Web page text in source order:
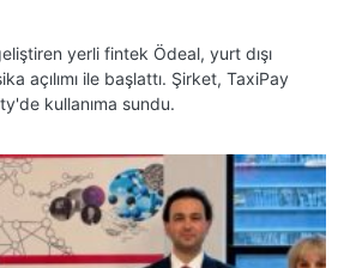
yerli fintek Ödeal, yurt dışı
açılımı ile başlattı. Şirket, TaxiPay
kullanıma sundu.